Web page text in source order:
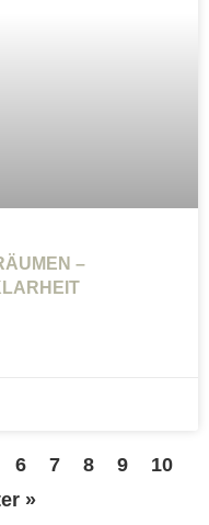
–
6 7 8 9
10
»